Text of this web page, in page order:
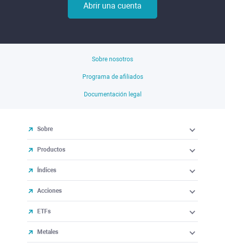
Abrir una cuenta
Sobre nosotros
Programa de afiliados
Documentación legal
Sobre
Productos
Índices
Acciones
ETFs
Metales